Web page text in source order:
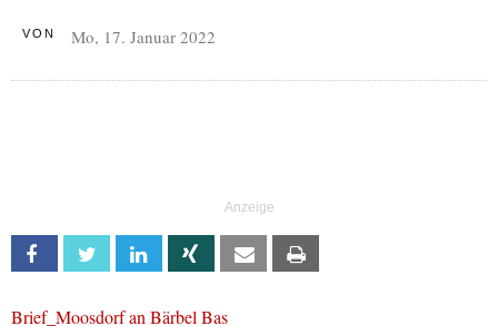
VON Mo, 17. Januar 2022
Facebook Twitter Linkedin Xing Email
Brief_Moosdorf an Bärbel Bas